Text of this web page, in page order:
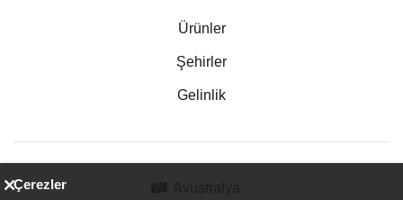
Ürünler
Şehirler
Gelinlik
Çerezler